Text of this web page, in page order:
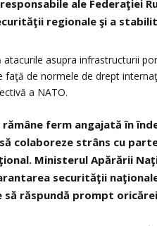
ale Federaţiei
regionale şi a
atacurile asupra infrastructurii
faţă de normele de drept
a NATO.
rămâne ferm angajată în
colaboreze strâns cu
Ministerul Apărării
securităţii
răspundă prompt